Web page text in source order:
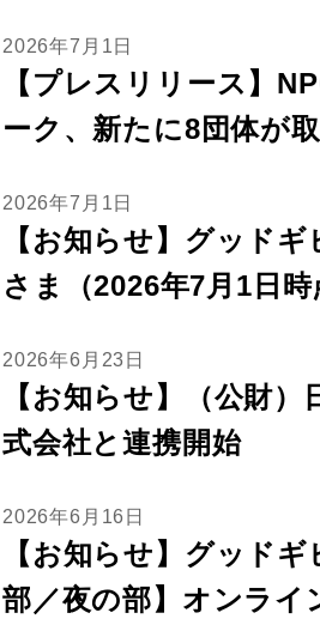
2026年7月1日
【プレスリリース】
ーク、新たに8団体が
2026年7月1日
【お知らせ】グッド
さま（2026年7月1日時
2026年6月23日
【お知らせ】（公財
式会社と連携開始
2026年6月16日
【お知らせ】グッド
部／夜の部】オンライ